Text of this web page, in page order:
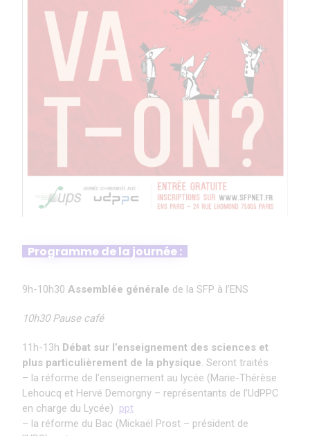
Programme de la journée :
9h-10h30 Assemblée générale de la SFP à l’ENS
10h30 Pause café
11h-13h Débat sur l’enseignement des sciences et
plus particulièrement de la physique. Seront traités
– la réforme de l’enseignement au lycée (Marie-Thérèse
Lehoucq et Hervé Demorgny – représentants de l’UdPPC
en charge du Lycée) ppt
– la réforme du Bac (Mickaël Prost – président de